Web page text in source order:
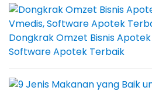
Dongkrak Omzet Bisnis
Software Apotek Terbaik